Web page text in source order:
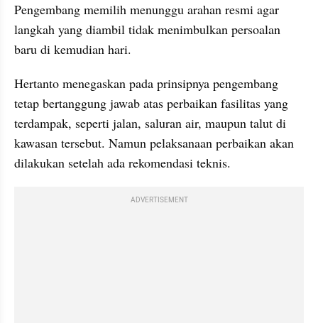
Pengembang memilih menunggu arahan resmi agar
langkah yang diambil tidak menimbulkan persoalan
baru di kemudian hari.
Hertanto menegaskan pada prinsipnya pengembang
tetap bertanggung jawab atas perbaikan fasilitas yang
terdampak, seperti jalan, saluran air, maupun talut di
kawasan tersebut. Namun pelaksanaan perbaikan akan
dilakukan setelah ada rekomendasi teknis.
ADVERTISEMENT